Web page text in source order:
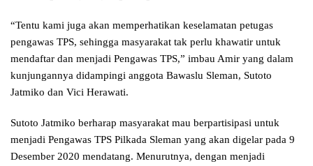
“Tentu kami juga akan memperhatikan keselamatan petugas
pengawas TPS, sehingga masyarakat tak perlu khawatir untuk
mendaftar dan menjadi Pengawas TPS,” imbau Amir yang dalam
kunjungannya didampingi anggota Bawaslu Sleman, Sutoto
Jatmiko dan Vici Herawati.
Sutoto Jatmiko berharap masyarakat mau berpartisipasi untuk
menjadi Pengawas TPS Pilkada Sleman yang akan digelar pada 9
Desember 2020 mendatang. Menurutnya, dengan menjadi